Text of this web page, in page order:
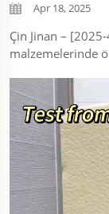
Apr 18, 2025
Çin Jinan –
malzemelerinde
teknolojiye sahip
müşteri heyetini